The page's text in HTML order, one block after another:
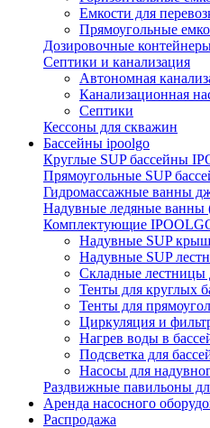
Емкости для
Прямоугольные
Дозировочные
Септики и канализация
Автономная
Канализационная
Септики
Кессоны для скважин
Бассейны ipoolgo
Круглые SUP бассейны
Прямоугольные SUP
Гидромассажные ванны
Надувные ледяные ванны
Комплектующие
Надувные SUP
Надувные SUP
Складные лестницы
Тенты для круглых
Тенты для
Циркуляция и
Нагрев воды в
Подсветка для
Насосы для
Раздвижные павильоны
Аренда насосного
Распродажа